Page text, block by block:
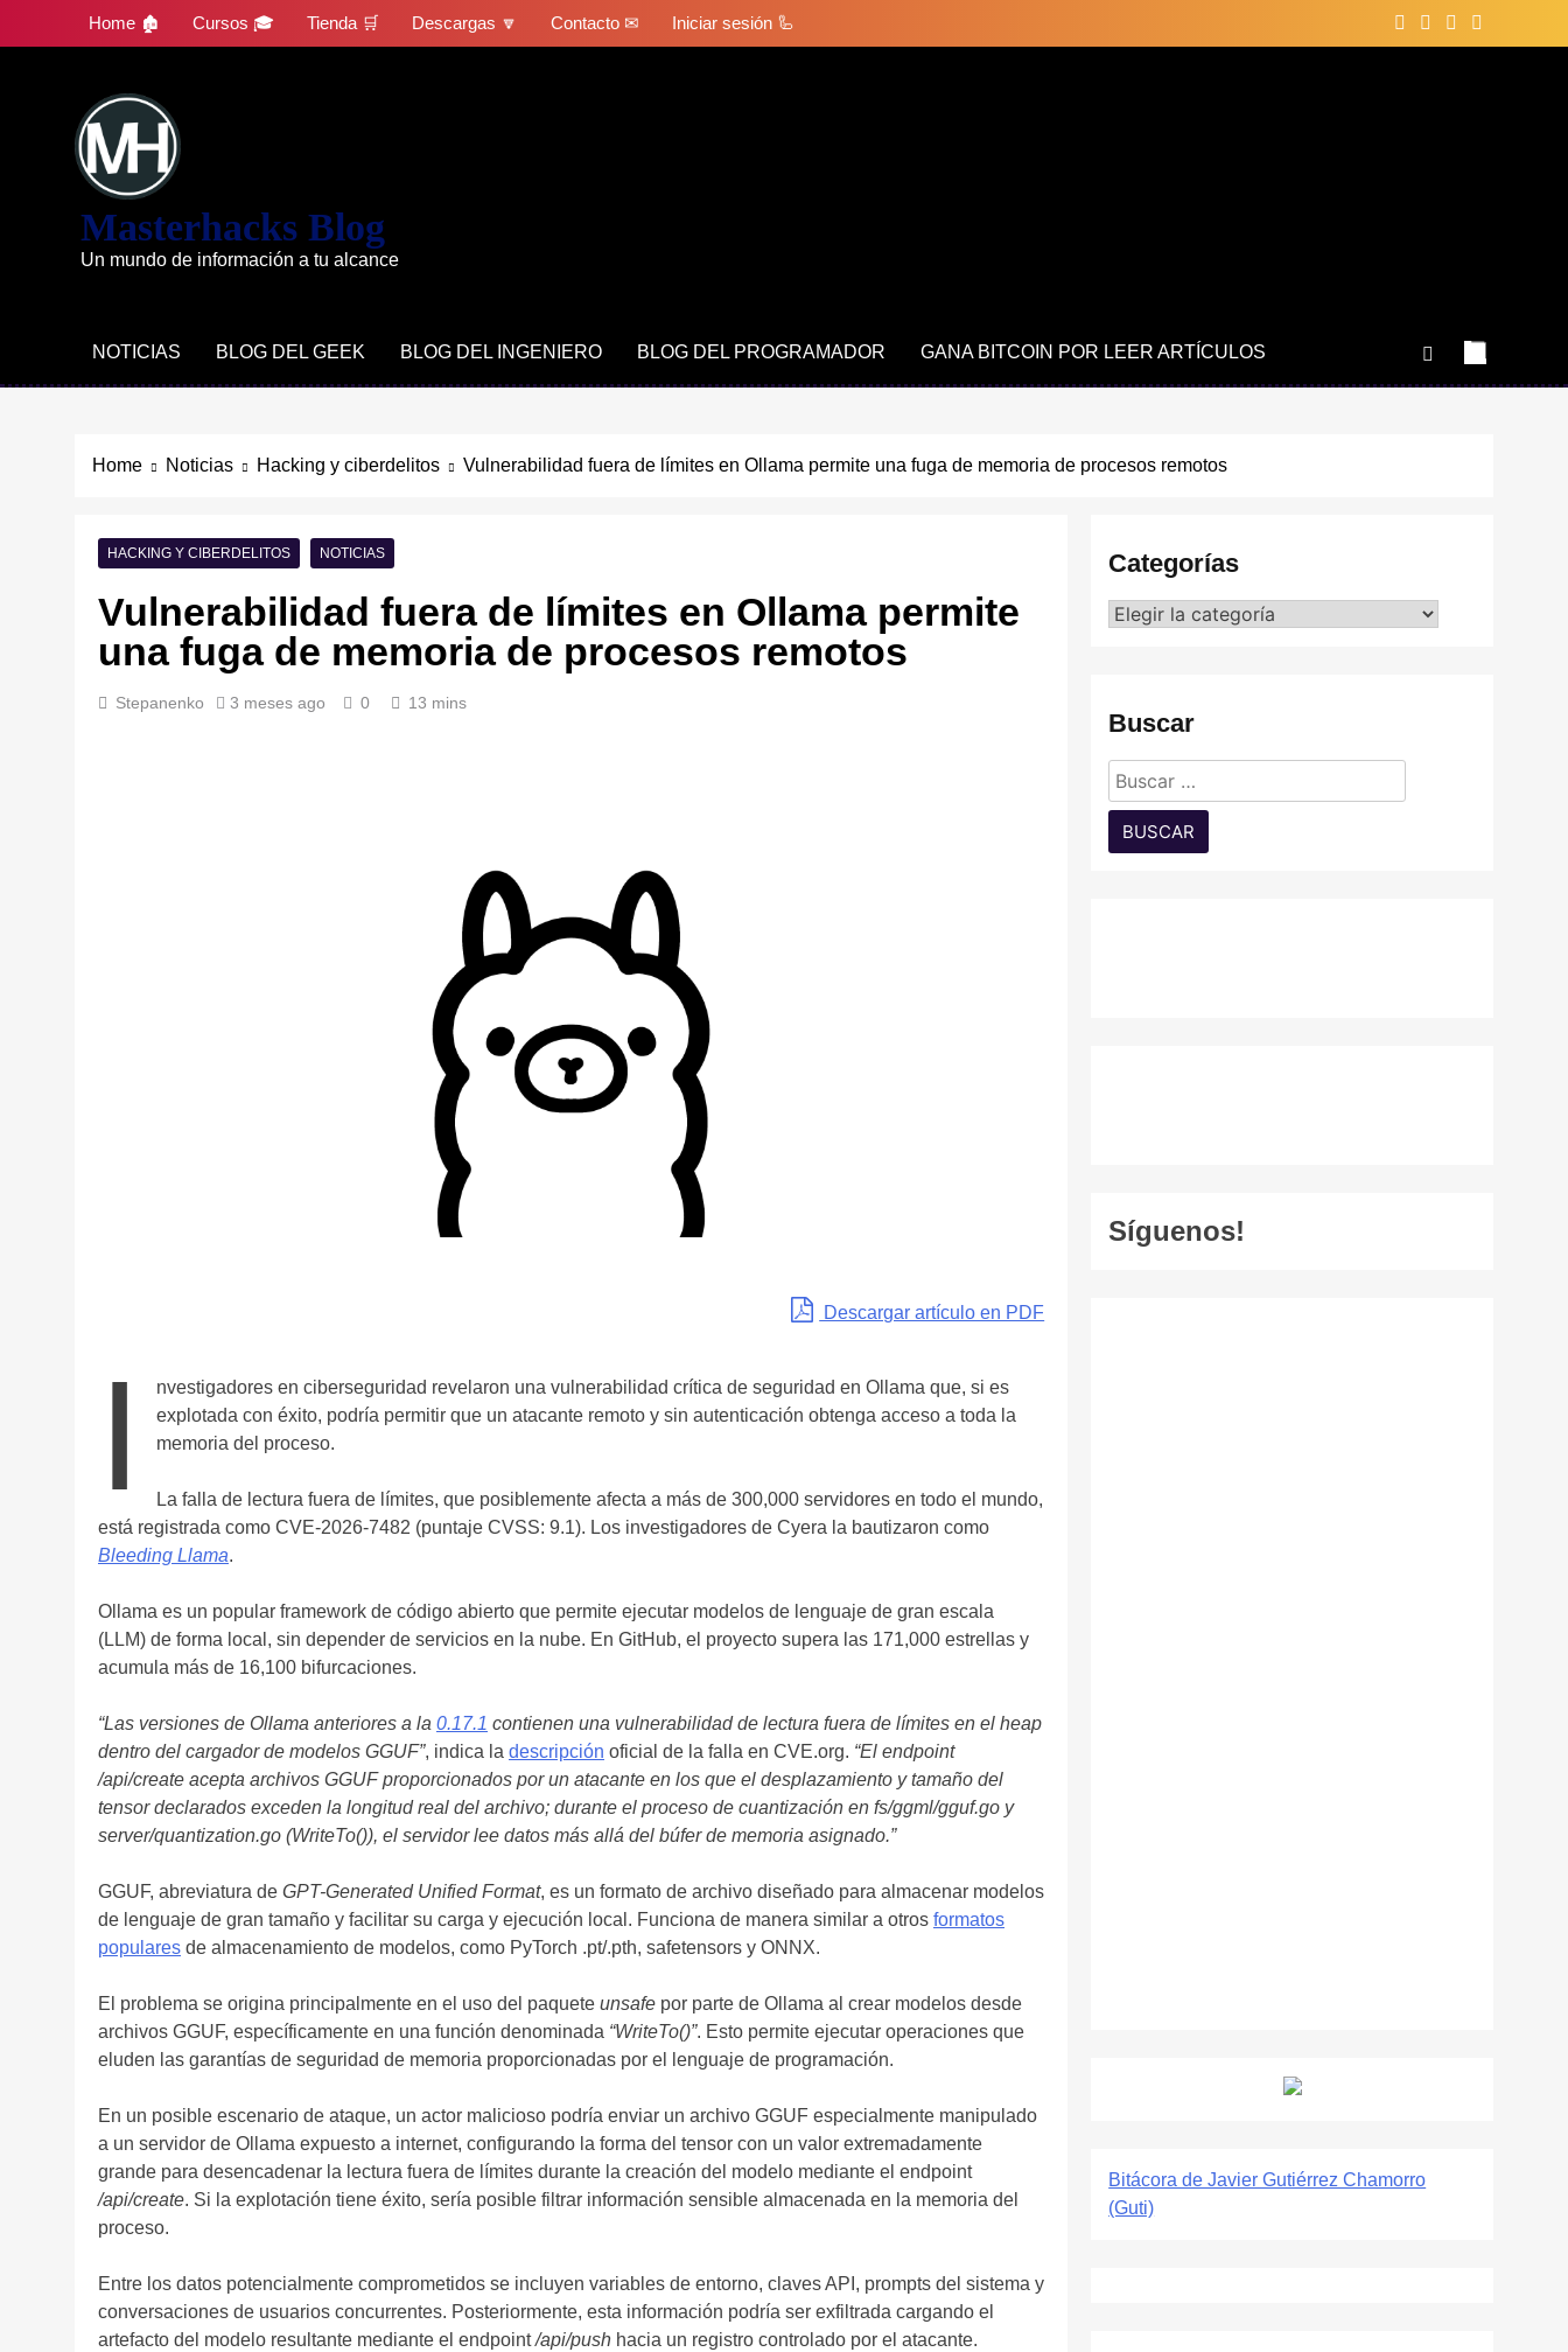
Home 🏚 Cursos 🎓 Tienda 🛒 Descargas 🔽 Contacto ✉ Iniciar sesión 🦾
Masterhacks Blog
Un mundo de información a tu alcance
NOTICIAS BLOG DEL GEEK BLOG DEL INGENIERO BLOG DEL PROGRAMADOR GANA BITCOIN POR LEER ARTÍCULOS
Home Noticias Hacking y ciberdelitos Vulnerabilidad fuera de límites en Ollama permite una fuga de memoria de procesos remotos
HACKING Y CIBERDELITOS NOTICIAS
Vulnerabilidad fuera de límites en Ollama permite
una fuga de memoria de procesos remotos
Stepanenko 3 meses ago 0 13 mins
Descargar artículo en PDF
I
nvestigadores en ciberseguridad revelaron una vulnerabilidad crítica de seguridad en Ollama que, si es
explotada con éxito, podría permitir que un atacante remoto y sin autenticación obtenga acceso a toda la
memoria del proceso.
La falla de lectura fuera de límites, que posiblemente afecta a más de 300,000 servidores en todo el mundo,
está registrada como CVE-2026-7482 (puntaje CVSS: 9.1). Los investigadores de Cyera la bautizaron como
Bleeding Llama.
Ollama es un popular framework de código abierto que permite ejecutar modelos de lenguaje de gran escala
(LLM) de forma local, sin depender de servicios en la nube. En GitHub, el proyecto supera las 171,000 estrellas y
acumula más de 16,100 bifurcaciones.
“Las versiones de Ollama anteriores a la 0.17.1 contienen una vulnerabilidad de lectura fuera de límites en el heap
dentro del cargador de modelos GGUF”, indica la descripción oficial de la falla en CVE.org. “El endpoint
/api/create acepta archivos GGUF proporcionados por un atacante en los que el desplazamiento y tamaño del
tensor declarados exceden la longitud real del archivo; durante el proceso de cuantización en fs/ggml/gguf.go y
server/quantization.go (WriteTo()), el servidor lee datos más allá del búfer de memoria asignado.”
GGUF, abreviatura de GPT-Generated Unified Format, es un formato de archivo diseñado para almacenar modelos
de lenguaje de gran tamaño y facilitar su carga y ejecución local. Funciona de manera similar a otros formatos
populares de almacenamiento de modelos, como PyTorch .pt/.pth, safetensors y ONNX.
El problema se origina principalmente en el uso del paquete unsafe por parte de Ollama al crear modelos desde
archivos GGUF, específicamente en una función denominada “WriteTo()”. Esto permite ejecutar operaciones que
eluden las garantías de seguridad de memoria proporcionadas por el lenguaje de programación.
En un posible escenario de ataque, un actor malicioso podría enviar un archivo GGUF especialmente manipulado
a un servidor de Ollama expuesto a internet, configurando la forma del tensor con un valor extremadamente
grande para desencadenar la lectura fuera de límites durante la creación del modelo mediante el endpoint
/api/create. Si la explotación tiene éxito, sería posible filtrar información sensible almacenada en la memoria del
proceso.
Entre los datos potencialmente comprometidos se incluyen variables de entorno, claves API, prompts del sistema y
conversaciones de usuarios concurrentes. Posteriormente, esta información podría ser exfiltrada cargando el
artefacto del modelo resultante mediante el endpoint/api/push hacia un registro controlado por el atacante.
Categorías
Categorías
Buscar
Buscar:
Síguenos!
Bitácora de Javier Gutiérrez Chamorro
(Guti)